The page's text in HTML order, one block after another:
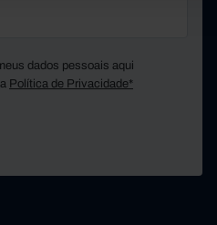
dados pessoais aqui
Política de Privacidade*